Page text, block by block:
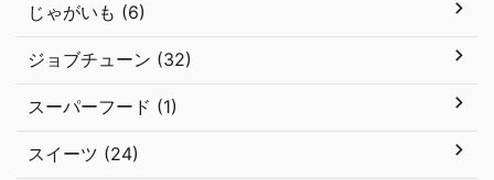
じゃがいも (6)
ジョブチューン (32)
スーパーフード (1)
スイーツ (24)